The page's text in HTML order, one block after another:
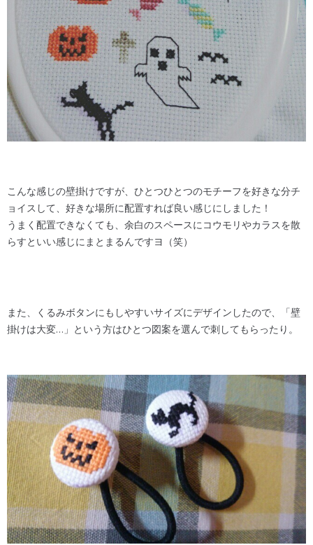
こんな感じの壁掛けですが、ひとつひとつのモチーフを好きな分チ
ョイスして、好きな場所に配置すれば良い感じにしました！
うまく配置できなくても、余白のスペースにコウモリやカラスを散
らすといい感じにまとまるんですヨ（笑）
また、くるみボタンにもしやすいサイズにデザインしたので、「壁
掛けは大変…」という方はひとつ図案を選んで刺してもらったり。